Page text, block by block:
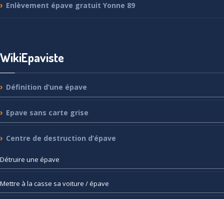
Enlèvement épave gratuit Yonne 89
WikiEpaviste
Définition d’une épave
Epave sans carte grise
Centre de destruction d’épave
Détruire une épave
Mettre à la casse sa voiture / épave